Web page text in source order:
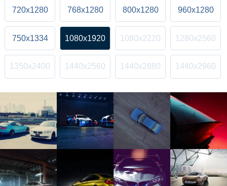
720x1280 768x1280 800x1280 960x1280
750x1334 1080x1920 1080x2220 1280x2560
1350x2400 1440x2560 1440x2880 1440x2960